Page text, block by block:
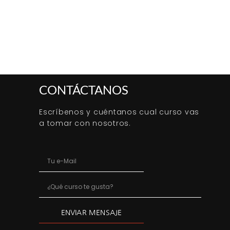
CONTÁCTANOS
Escríbenos y cuéntanos cual curso vas
a tomar con nosotros.
ENVIAR MENSAJE